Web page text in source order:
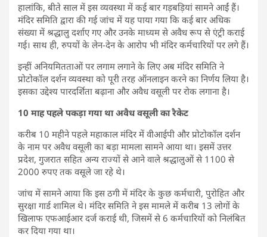
हालांकि, बीते साल में इस व्यवस्था में कई बार गड़बड़ियां सामने आईं हैं।
मंदिर समिति द्वारा की गई जांच में यह पाया गया कि कई बार अधिक
संख्या में श्रद्धालु दर्शाए गए और उनके माध्यम से अवैध रूप से एंट्री कराई
गई। साथ ही, रुपयों के लेन-देन के आरोप भी मंदिर कर्मचारियों पर लगे हैं।
इन्हीं अनियमितताओं पर लगाम लगाने के लिए अब मंदिर समिति ने
प्रोटोकॉल दर्शन व्यवस्था को पूरी तरह ऑनलाइन करने का निर्णय लिया है।
इसका उद्देश्य पारदर्शिता बढ़ाना और अवैध वसूली पर रोक लगाना है।
10 माह पहले पकड़ा गया था अवैध वसूली का रैकेट
करीब 10 महीने पहले महाकाल मंदिर में वीआईपी और प्रोटोकॉल दर्शन
के नाम पर अवैध वसूली का बड़ा मामला सामने आया था। इसमें उत्तर
प्रदेश, गुजरात सहित अन्य राज्यों से आने वाले श्रद्धालुओं से 1100 से
2000 रुपए तक वसूले जा रहे थे।
जांच में सामने आया कि इस ठगी में मंदिर के कुछ कर्मचारी, पुरोहित और
सुरक्षा गार्ड शामिल थे। मंदिर समिति ने इस मामले में करीब 13 लोगों के
खिलाफ एफआईआर दर्ज कराई थी, जिसमें से 6 कर्मचारियों को निलंबित
कर दिया गया था।